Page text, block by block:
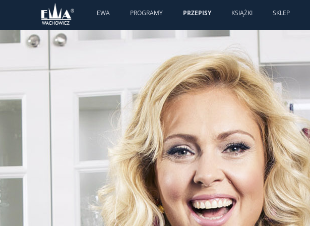
EWA PROGRAMY PRZEPISY KSIĄŻKI SKLEP